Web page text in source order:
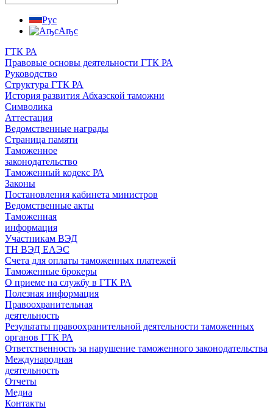
Рус
Аҧс
ГТК РА
Правовые основы деятельности ГТК РА
Руководство
Структура ГТК РА
История развития Абхазской таможни
Символика
Аттестация
Ведомственные награды
Страница памяти
Таможенное
законодательство
Таможенный кодекс РА
Законы
Постановления кабинета министров
Ведомственные акты
Таможенная
информация
Участникам ВЭД
ТН ВЭД ЕАЭС
Счета для оплаты таможенных платежей
Таможенные брокеры
О приеме на службу в ГТК РА
Полезная информация
Правоохранительная
деятельность
Результаты правоохранительной деятельности таможенных
органов ГТК РА
Ответственность за нарушение таможенного законодательства
Международная
деятельность
Отчеты
Медиа
Контакты